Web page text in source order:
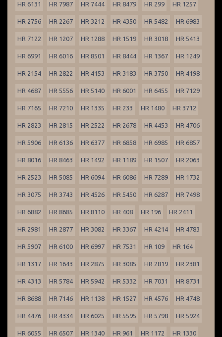
HR 6131 HR 7987 HR 7444 HR 8479 HR 299 HR 1257
HR 2756 HR 2267 HR 3212 HR 4350 HR 5482 HR 6983
HR 7122 HR 1207 HR 1288 HR 1519 HR 3018 HR 5413
HR 6991 HR 6016 HR 8501 HR 8444 HR 1367 HR 1249
HR 2154 HR 2822 HR 4153 HR 3183 HR 3750 HR 4198
HR 4687 HR 5556 HR 5140 HR 6001 HR 6455 HR 7129
HR 7165 HR 7210 HR 1335 HR 233 HR 1480 HR 3712
HR 2823 HR 2815 HR 2522 HR 2678 HR 4453 HR 4706
HR 5906 HR 6136 HR 6377 HR 6858 HR 6985 HR 6857
HR 8016 HR 8463 HR 1492 HR 1189 HR 1507 HR 2063
HR 2523 HR 5085 HR 6094 HR 6086 HR 7289 HR 1732
HR 3075 HR 3743 HR 4526 HR 5450 HR 6287 HR 7498
HR 6882 HR 8685 HR 8110 HR 408 HR 196 HR 2411
HR 2981 HR 2877 HR 3082 HR 3367 HR 4214 HR 4783
HR 5907 HR 6100 HR 6997 HR 7531 HR 109 HR 164
HR 1317 HR 1643 HR 2875 HR 3085 HR 2819 HR 2381
HR 4313 HR 5784 HR 5942 HR 5332 HR 7031 HR 8731
HR 8688 HR 7146 HR 1138 HR 1527 HR 4576 HR 4748
HR 4476 HR 4334 HR 6025 HR 5595 HR 5798 HR 5924
HR 6055 HR 6507 HR 1340 HR 961 HR 1172 HR 1330